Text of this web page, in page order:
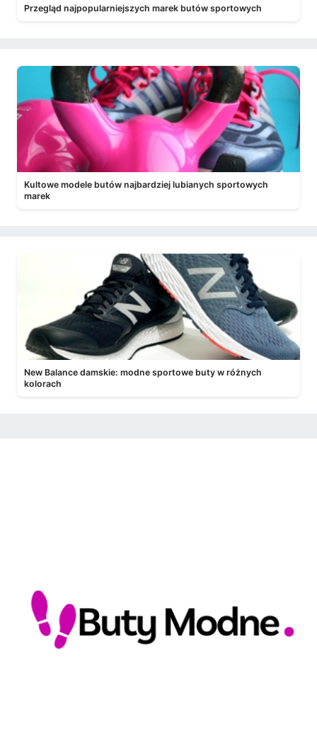
Przegląd najpopularniejszych marek butów sportowych
Kultowe modele butów najbardziej lubianych sportowych
marek
New Balance damskie: modne sportowe buty w różnych
kolorach